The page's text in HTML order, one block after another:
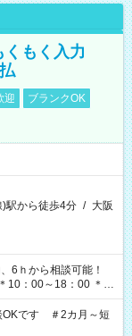
くもく入力
迎
ブランクOK
駅から徒歩4分 / 大阪
6ｈから相談可能！
10：00～18：00 ＊
：00～19：00
OKです ＃2カ月～短